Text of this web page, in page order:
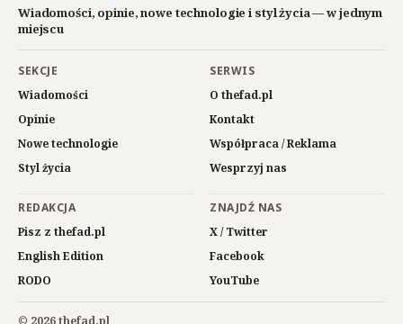
Wiadomości, opinie, nowe technologie i styl życia — w jednym
miejscu
SEKCJE
Wiadomości
Opinie
Nowe technologie
Styl życia
SERWIS
O thefad.pl
Kontakt
Współpraca / Reklama
Wesprzyj nas
REDAKCJA
Pisz z thefad.pl
English Edition
RODO
ZNAJDŹ NAS
X / Twitter
Facebook
YouTube
© 2026 thefad.pl